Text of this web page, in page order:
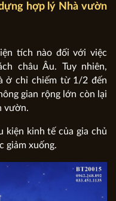
hợp lý Nhà vườn
tích nào đối với việc
châu Âu. Tuy nhiên,
ở chỉ chiếm từ 1/2 đến
gian rộng lớn còn lại
vườn.
kiện kinh tế của gia chủ
giảm xuống.